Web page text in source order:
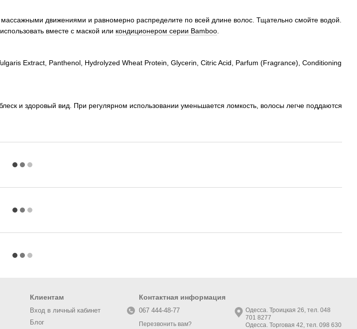
движениями и равномерно распределите по всей длине волос. Тщательно смойте водой.
вместе с маской или кондиционером серии Bamboo.
Extract, Panthenol, Hydrolyzed Wheat Protein, Glycerin, Citric Acid, Parfum (Fragrance), Conditioning
и здоровый вид. При регулярном использовании уменьшается ломкость, волосы легче поддаются
Клиентам
Вход в личный кабинет
Блог
Контактная информация
067 444-48-77
Перезвонить вам?
Одесса. Троицкая 26, тел. 048
701 8277
Одесса. Торговая 42, тел. 098 630